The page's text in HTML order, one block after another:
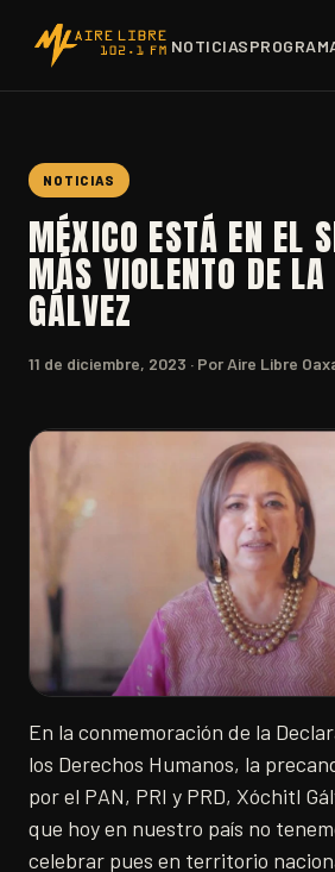
NOTICIAS
NOTICIAS
MÉXICO ESTÁ EN EL
MÁS VIOLENTO DE
GÁLVEZ
11 de diciembre, 2023 · Por Aire Libre
En la conmemoración de la
los Derechos Humanos, la
por el PAN, PRI y PRD, Xóchitl
que hoy en nuestro país no
celebrar pues en territorio